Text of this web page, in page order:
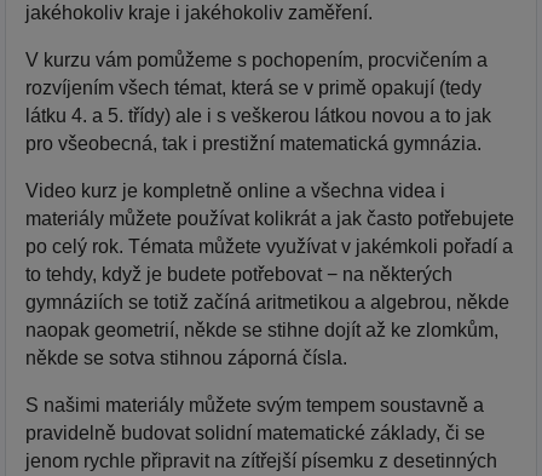
jakéhokoliv kraje i jakéhokoliv zaměření.
V kurzu vám pomůžeme s pochopením, procvičením a
rozvíjením všech témat, která se v primě opakují (tedy
látku 4. a 5. třídy) ale i s veškerou látkou novou a to jak
pro všeobecná, tak i prestižní matematická gymnázia.
Video kurz je kompletně online a všechna videa i
materiály můžete používat kolikrát a jak často potřebujete
po celý rok. Témata můžete využívat v jakémkoli pořadí a
to tehdy, když je budete potřebovat − na některých
gymnáziích se totiž začíná aritmetikou a algebrou, někde
naopak geometrií, někde se stihne dojít až ke zlomkům,
někde se sotva stihnou záporná čísla.
S našimi materiály můžete svým tempem soustavně a
pravidelně budovat solidní matematické základy, či se
jenom rychle připravit na zítřejší písemku z desetinných